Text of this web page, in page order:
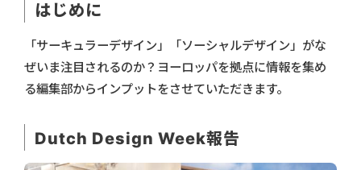
はじめに
「サーキュラーデザイン」「ソーシャルデザイン」がな
ぜいま注目されるのか？ヨーロッパを拠点に情報を集め
る編集部からインプットをさせていただきます。
Dutch Design Week報告